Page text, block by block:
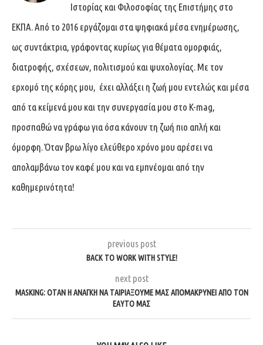
Ιστορίας και Φιλοσοφίας της Επιστήμης στο
ΕΚΠΑ. Από το 2016 εργάζομαι στα ψηφιακά μέσα ενημέρωσης,
ως συντάκτρια, γράφοντας κυρίως για θέματα ομορφιάς,
διατροφής, σχέσεων, πολιτισμού και ψυχολογίας. Με τον
ερχομό της κόρης μου, έχει αλλάξει η ζωή μου εντελώς και μέσα
από τα κείμενά μου και την συνεργασία μου στο K-mag,
προσπαθώ να γράφω για όσα κάνουν τη ζωή πιο απλή και
όμορφη. Όταν βρω λίγο ελεύθερο χρόνο μου αρέσει να
απολαμβάνω τον καφέ μου και να εμπνέομαι από την
καθημερινότητα!
previous post
BACK TO WORK WITH STYLE!
next post
MASKING: ΌΤΑΝ Η ΑΝΆΓΚΗ ΝΑ ΤΑΙΡΙΆΞΟΥΜΕ ΜΆΣ ΑΠΟΜΑΚΡΎΝΕΙ ΑΠΌ ΤΟΝ
ΕΑΥΤΌ ΜΑΣ